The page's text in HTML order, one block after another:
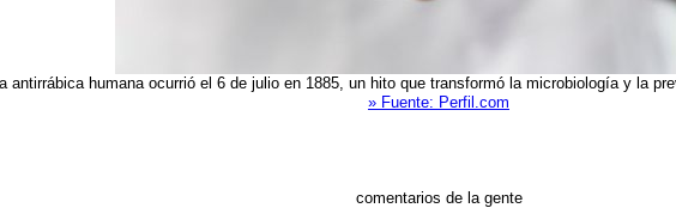
antirrábica humana ocurrió el 6 de julio en 1885, un hito que transformó la microbiología y la
» Fuente: Perfil.com
comentarios de la gente